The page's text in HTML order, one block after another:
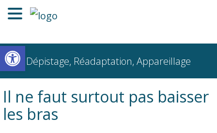
Dépistage, Réadaptation, Appareillage
Il ne faut surtout pas baisser
les bras
Ouvrir la barre d’outils